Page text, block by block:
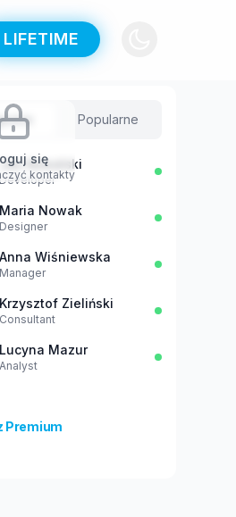
LIFETIME
się
kontakty
Popularne
Jan Kowalski
Maria Nowak
Designer
Anna Wiśniewska
Manager
Krzysztof Zieliński
Consultant
Lucyna Mazur
Analyst
Premium